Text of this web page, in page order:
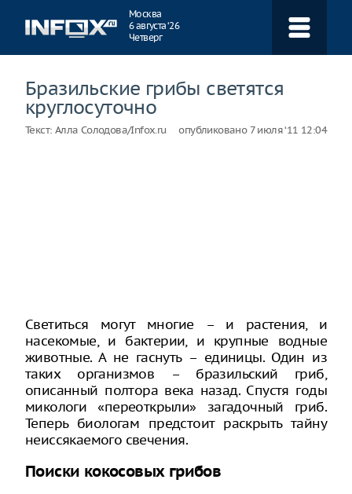
Москва
6 августа ‘26
Четверг
Бразильские грибы светятся
круглосуточно
Текст: Алла Солодова/Infox.ru опубликовано7 июля ‘11 12:04
Светиться могут многие – и растения, и
насекомые, и бактерии, и крупные водные
животные. А не гаснуть – единицы. Один из
таких организмов – бразильский гриб,
описанный полтора века назад. Спустя годы
микологи «переоткрыли» загадочный гриб.
Теперь биологам предстоит раскрыть тайну
неиссякаемого свечения.
Поиски кокосовых грибов